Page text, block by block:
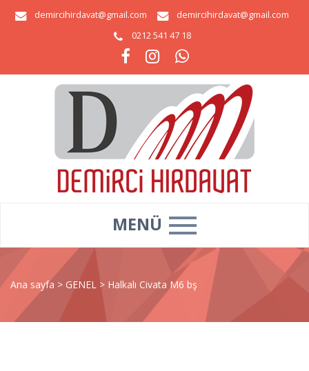
demircihirdavat@gmail.com
demircihirdavat@gmail.com
0212 541 47 18
MENÜ
Ana sayfa > GENEL > Halkalı Civata M6 bş